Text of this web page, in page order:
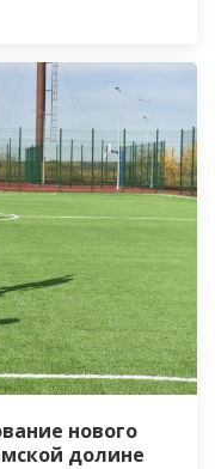
нового
долине